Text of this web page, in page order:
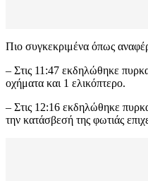
Πιο συγκεκριμένα όπως
– Στις 11:47 εκδηλώθηκε
οχήματα και 1 ελικόπτερο.
– Στις 12:16 εκδηλώθηκε
την κατάσβεσή της φωτιάς